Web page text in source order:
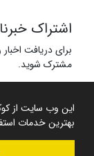
این وب سایت از
بهترین خدمات
اشتراک
برای دریافت
مشترک شوید.